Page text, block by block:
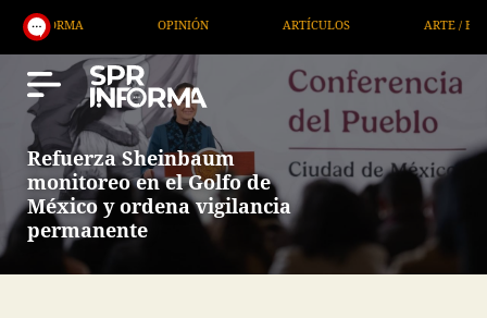
OPINIÓN ARTÍCULOS ARTE /
Refuerza Sheinbaum
monitoreo en el Golfo de
México y ordena vigilancia
permanente